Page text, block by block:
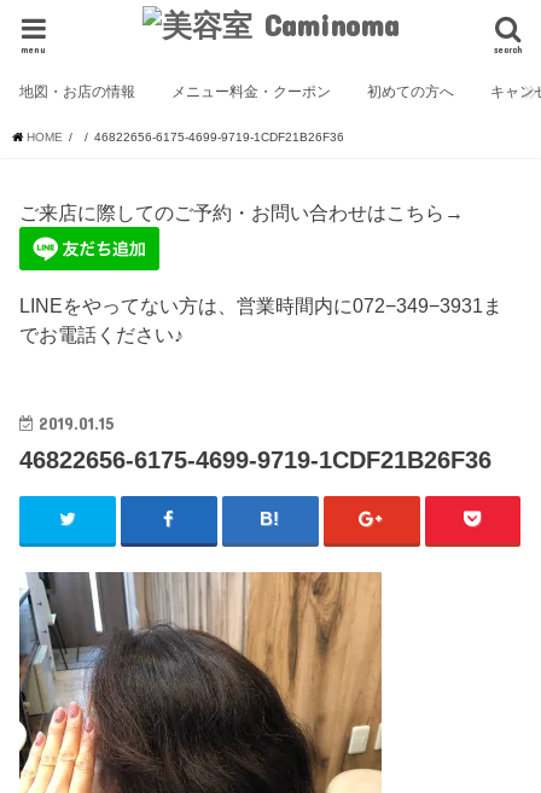
search
menu
地図・お店の情報 メニュー料金・クーポン 初めての方へ キャン
HOME 46822656-6175-4699-9719-1CDF21B26F36
ご来店に際してのご予約・お問い合わせはこちら→
LINEをやってない方は、営業時間内に072−349−3931ま
でお電話ください♪
2019.01.15
46822656-6175-4699-9719-1CDF21B26F36